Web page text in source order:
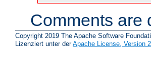
Comments are
Copyright 2019 The Apache Software
Lizenziert unter derApache License, Version